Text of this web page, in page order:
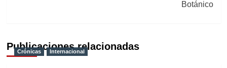
Botánico
Publicaciones relacionadas
Crónicas Internacional